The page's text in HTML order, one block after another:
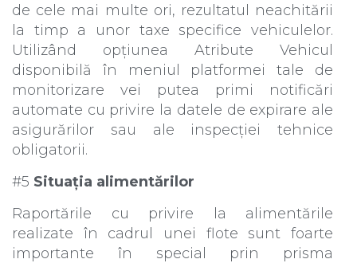
de cele mai multe ori, rezultatul neachitării
la timp a unor taxe specifice vehiculelor.
Utilizând opțiunea Atribute Vehicul
disponibilă în meniul platformei tale de
monitorizare vei putea primi notificări
automate cu privire la datele de expirare ale
asigurărilor sau ale inspecției tehnice
obligatorii.
#5 Situația alimentărilor
Raportările cu privire la alimentările
realizate în cadrul unei flote sunt foarte
importante în special prin prisma